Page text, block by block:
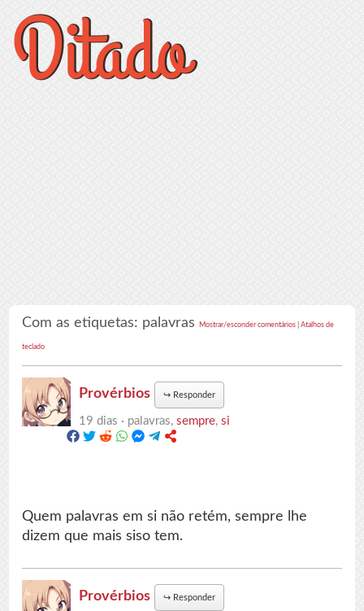
Com as etiquetas: palavrasMostrar/esconder comentários |Atalhos de
teclado
Provérbios ↪ Responder
19 dias · palavras,sempre,si
Quem palavras em si não retém, sempre lhe
dizem que mais siso tem.
Provérbios ↪ Responder